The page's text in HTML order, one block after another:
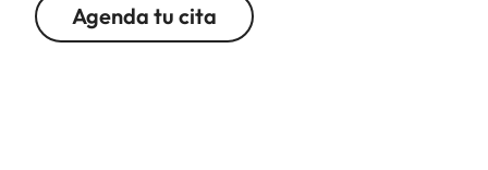
Agenda tu cita